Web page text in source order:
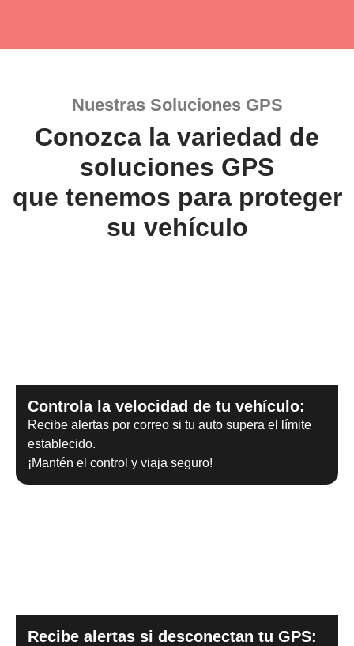
Nuestras Soluciones GPS
Conozca la variedad de
soluciones GPS
que tenemos para proteger
su vehículo
Controla la velocidad de tu vehículo:
Recibe alertas por correo si tu auto supera el límite
establecido.
¡Mantén el control y viaja seguro!
Recibe alertas si desconectan tu GPS: